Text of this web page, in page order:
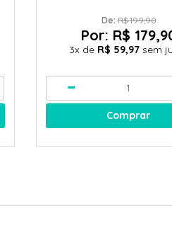
De: R$ 199,90
Por: R$
3x de R$ 59,97 sem
Comprar